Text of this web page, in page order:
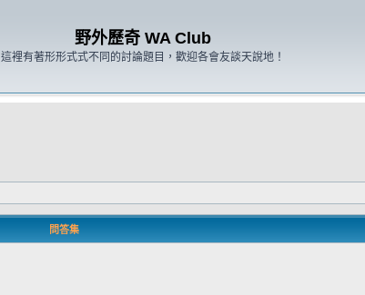
野外歷奇 WA Club
這裡有著形形式式不同的討論題目，歡迎各會友談天說地！
問答集